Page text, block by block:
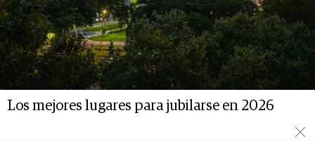
Los mejores lugares para jubilarse en 2026